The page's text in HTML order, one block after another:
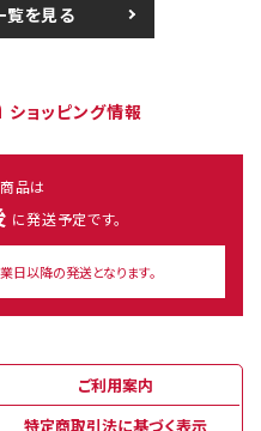
覧を見る
ショッピング情報
品は
に発送予定です。
以降の発送となります。
ご利用案内
特定商取引法に基づく表示